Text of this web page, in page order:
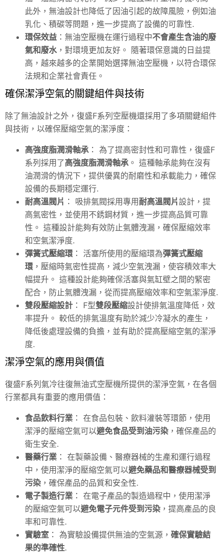
此外，無油設計也降低了因油引起的故障風險，例如油
乳化、積碳等問題，進一步提高了設備的可靠性.
環保效益 ：無油空壓機在運行過程中不會產生含油的廢
氣和廢水，對環境更加友好。 隨著環保意識的日益提
高，越來越多的企業開始選擇無油空壓機，以符合環保
法規和企業社會責任。
確保潔淨空氣的關鍵組件與技術
除了無油設計之外，復盛F系列空壓機還採用了多項關鍵組件
與技術，以確保壓縮空氣的潔淨度：
高強度脂潤滑軸承 ： 為了提高密封性和可靠性，復盛F
系列採用了高強度脂潤滑軸承 。 這種軸承能夠在沒有
油潤滑的情況下，提供優異的耐磨性和承載能力，確保
設備的長期穩定運行.
耐高溫閥片 ： 吸排氣閥採用專用耐高溫閥片設計，提
高氣密性，並使用不銹鋼材質，進一步提高品質可靠
性。 這種設計能夠有效防止氣體洩漏，確保壓縮效率
和空氣潔淨度.
彈簧式壓縮環 ： 活塞所使用的壓縮環為彈簧式壓縮
環 ，壓縮時氣密性提高，減少空氣洩漏，使容積效率大
幅提升。 這種設計能夠確保活塞與氣缸壁之間的緊密
配合，防止氣體洩漏，從而提高壓縮效率和空氣潔淨度.
雙段壓縮設計 ： F型雙段壓縮設計使排氣溫度降低，效
率提升。 較低的排氣溫度有助於減少冷凝水的產生，
降低後處理設備的負擔，並有助於提高壓縮空氣的潔淨
度.
潔淨空氣的應用與價值
復盛F系列氣冷往復無油式空壓機所提供的潔淨空氣，在各個
行業都具有重要的應用價值：
食品飲料行業 ： 在食品包裝、飲料灌裝等環節，使用
潔淨的壓縮空氣可以避免食品受到油污染 ，確保產品的
衛生安全.
醫藥行業 ： 在製藥設備、醫療器械的生產和運行過程
中，使用潔淨的壓縮空氣可以避免藥品和醫療器械受到
污染 ，確保產品的品質和安全性.
電子製造行業 ： 在電子產品的製造過程中，使用潔淨
的壓縮空氣可以避免電子元件受到污染 ，提高產品的良
率和可靠性.
實驗室 ： 為實驗設備提供無油的空氣源， 確保實驗結
果的準確性.